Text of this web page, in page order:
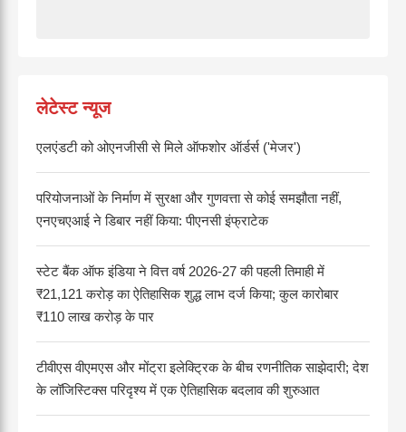
लेटेस्ट न्यूज
एलएंडटी को ओएनजीसी से मिले ऑफशोर ऑर्डर्स ('मेजर')
परियोजनाओं के निर्माण में सुरक्षा और गुणवत्ता से कोई समझौता नहीं,
एनएचएआई ने डिबार नहीं किया: पीएनसी इंफ्राटेक
स्टेट बैंक ऑफ इंडिया ने वित्त वर्ष 2026-27 की पहली तिमाही में
₹21,121 करोड़ का ऐतिहासिक शुद्ध लाभ दर्ज किया; कुल कारोबार
₹110 लाख करोड़ के पार
टीवीएस वीएमएस और मोंट्रा इलेक्ट्रिक के बीच रणनीतिक साझेदारी; देश
के लॉजिस्टिक्स परिदृश्य में एक ऐतिहासिक बदलाव की शुरुआत